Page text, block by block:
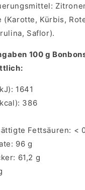
(Karotte, Kürbis,
Saflor).
100 g
1641
386
Fettsäuren: <
96 g
61,2 g